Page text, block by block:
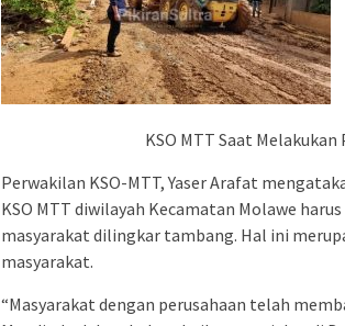
KSO MTT Saat
Perwakilan KSO-MTT, Yaser Arafat
KSO MTT diwilayah Kecamatan Molawe
masyarakat dilingkar tambang. Hal ini
masyarakat.
“Masyarakat dengan perusahaan telah